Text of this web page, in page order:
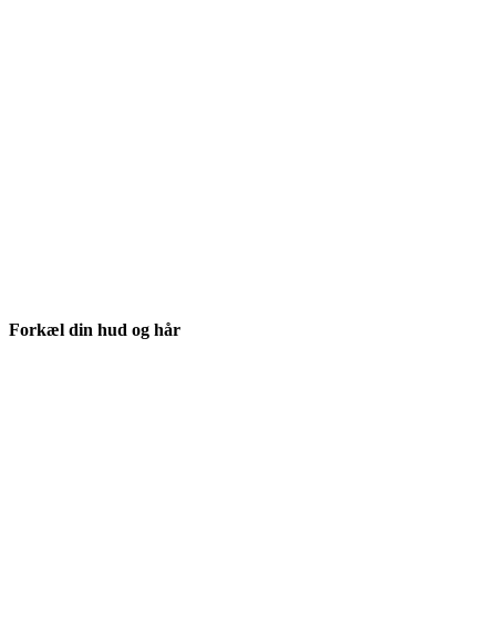
Forkæl din hud og hår